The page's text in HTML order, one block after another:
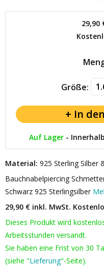
29,90
Größe:
Auf Lager-
Material: 925 Sterling Silber
Bauchnabelpiercing
Schwarz 925 Sterlingsilber
29,90 € inkl. MwSt.
Dieses Produkt wird
Arbeitsstunden versandt.
Sie haben eine Frist von 30
(siehe "Lieferung"-Seite).